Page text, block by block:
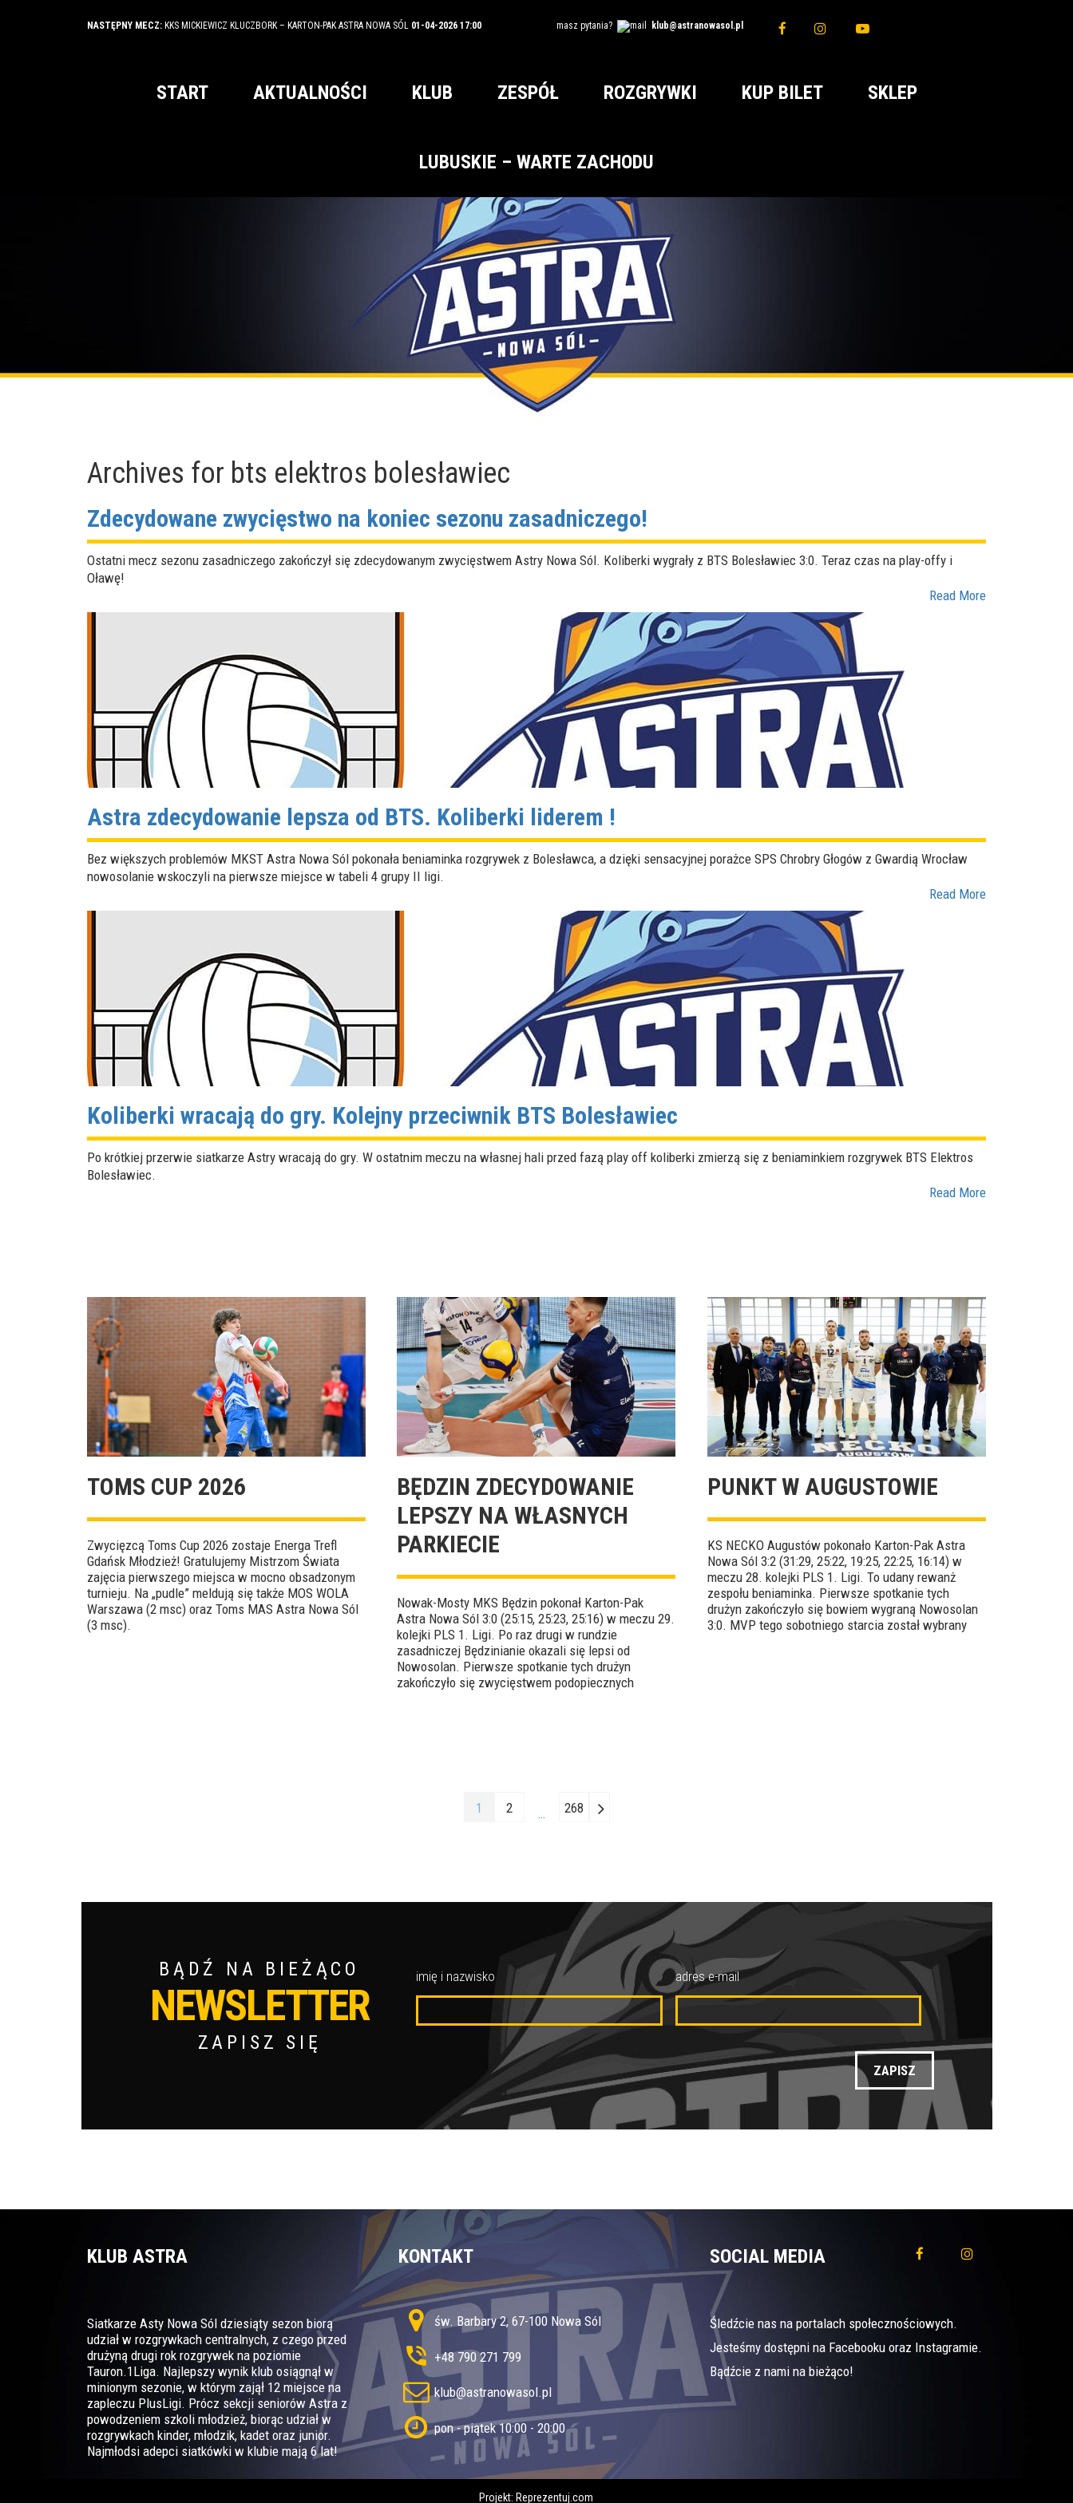
NASTĘPNY MECZ: KKS MICKIEWICZ KLUCZBORK – KARTON-PAK ASTRA NOWA SÓL 01-04-2026 17:00 masz pytania? klub@astranowasol.pl
START AKTUALNOŚCI KLUB ZESPÓŁ ROZGRYWKI KUP BILET SKLEP
LUBUSKIE – WARTE ZACHODU
Archives for bts elektros bolesławiec
Zdecydowane zwycięstwo na koniec sezonu zasadniczego!
Ostatni mecz sezonu zasadniczego zakończył się zdecydowanym zwycięstwem Astry Nowa Sól. Koliberki wygrały z BTS Bolesławiec 3:0. Teraz czas na play-offy i
Oławę!
Read More
Astra zdecydowanie lepsza od BTS. Koliberki liderem !
Bez większych problemów MKST Astra Nowa Sól pokonała beniaminka rozgrywek z Bolesławca, a dzięki sensacyjnej porażce SPS Chrobry Głogów z Gwardią Wrocław
nowosolanie wskoczyli na pierwsze miejsce w tabeli 4 grupy II ligi.
Read More
Koliberki wracają do gry. Kolejny przeciwnik BTS Bolesławiec
Po krótkiej przerwie siatkarze Astry wracają do gry. W ostatnim meczu na własnej hali przed fazą play off koliberki zmierzą się z beniaminkiem rozgrywek BTS Elektros
Bolesławiec.
Read More
TOMS CUP 2026
Zwycięzcą Toms Cup 2026 zostaje Energa Trefl
Gdańsk Młodzież! Gratulujemy Mistrzom Świata
zajęcia pierwszego miejsca w mocno obsadzonym
turnieju. Na „pudle” meldują się także MOS WOLA
Warszawa (2 msc) oraz Toms MAS Astra Nowa Sól
(3 msc).
BĘDZIN ZDECYDOWANIE
LEPSZY NA WŁASNYCH
PARKIECIE
Nowak-Mosty MKS Będzin pokonał Karton-Pak
Astra Nowa Sól 3:0 (25:15, 25:23, 25:16) w meczu 29.
kolejki PLS 1. Ligi. Po raz drugi w rundzie
zasadniczej Będzinianie okazali się lepsi od
Nowosolan. Pierwsze spotkanie tych drużyn
zakończyło się zwycięstwem podopiecznych
PUNKT W AUGUSTOWIE
KS NECKO Augustów pokonało Karton-Pak Astra
Nowa Sól 3:2 (31:29, 25:22, 19:25, 22:25, 16:14) w
meczu 28. kolejki PLS 1. Ligi. To udany rewanż
zespołu beniaminka. Pierwsze spotkanie tych
drużyn zakończyło się bowiem wygraną Nowosolan
3:0. MVP tego sobotniego starcia został wybrany
1 2 … 268
BĄDŹ NA BIEŻĄCO
NEWSLETTER
ZAPISZ SIĘ
imię i nazwisko adres e-mail
KLUB ASTRA
Siatkarze Asty Nowa Sól dziesiąty sezon biorą
udział w rozgrywkach centralnych, z czego przed
drużyną drugi rok rozgrywek na poziomie
Tauron.1Liga. Najlepszy wynik klub osiągnął w
minionym sezonie, w którym zajął 12 miejsce na
zapleczu PlusLigi. Prócz sekcji seniorów Astra z
powodzeniem szkoli młodzież, biorąc udział w
rozgrywkach kinder, młodzik, kadet oraz junior.
Najmłodsi adepci siatkówki w klubie mają 6 lat!
KONTAKT
św. Barbary 2, 67-100 Nowa Sól
+48 790 271 799
klub@astranowasol.pl
pon - piątek 10:00 - 20:00
SOCIAL MEDIA
Śledźcie nas na portalach społecznościowych.
Jesteśmy dostępni na Facebooku oraz Instagramie.
Bądźcie z nami na bieżąco!
Projekt: Reprezentuj.com